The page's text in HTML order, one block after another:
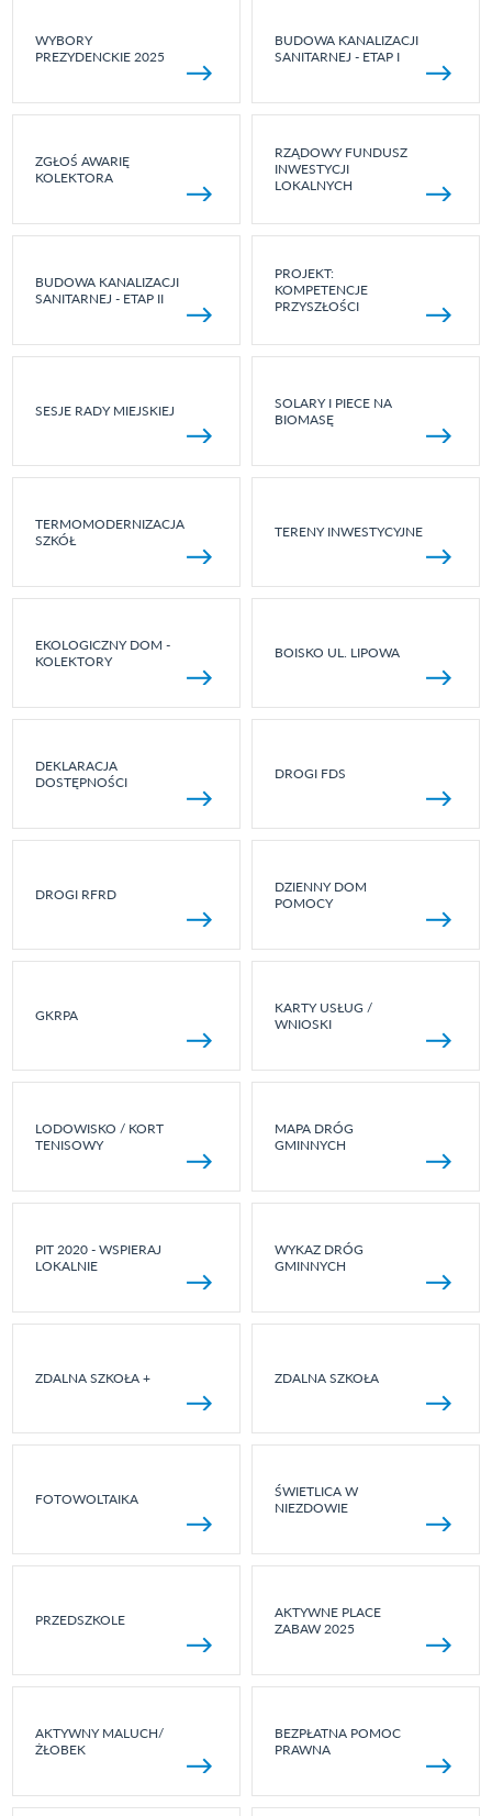
WYBORY
PREZYDENCKIE 2025
BUDOWA KANALIZACJI
SANITARNEJ - ETAP I
ZGŁOŚ AWARIĘ
KOLEKTORA
RZĄDOWY FUNDUSZ
INWESTYCJI
LOKALNYCH
BUDOWA KANALIZACJI
SANITARNEJ - ETAP II
PROJEKT:
KOMPETENCJE
PRZYSZŁOŚCI
SESJE RADY MIEJSKIEJ
SOLARY I PIECE NA
BIOMASĘ
TERMOMODERNIZACJA
SZKÓŁ
TERENY INWESTYCYJNE
EKOLOGICZNY DOM -
KOLEKTORY
BOISKO UL. LIPOWA
DEKLARACJA
DOSTĘPNOŚCI
DROGI FDS
DROGI RFRD
DZIENNY DOM
POMOCY
GKRPA
KARTY USŁUG /
WNIOSKI
LODOWISKO / KORT
TENISOWY
MAPA DRÓG
GMINNYCH
PIT 2020 - WSPIERAJ
LOKALNIE
WYKAZ DRÓG
GMINNYCH
ZDALNA SZKOŁA + ZDALNA SZKOŁA
FOTOWOLTAIKA
ŚWIETLICA W
NIEZDOWIE
PRZEDSZKOLE
AKTYWNE PLACE
ZABAW 2025
AKTYWNY MALUCH/
ŻŁOBEK
BEZPŁATNA POMOC
PRAWNA